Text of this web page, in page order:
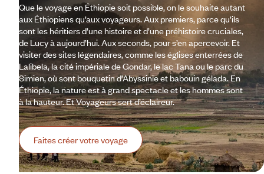
Que le voyage en Éthiopie soit possible, on le souhaite autant
aux Éthiopiens qu’aux voyageurs. Aux premiers, parce qu’ils
sont les héritiers d’une histoire et d’une préhistoire cruciales,
de Lucy à aujourd’hui. Aux seconds, pour s’en apercevoir. Et
visiter des sites légendaires, comme les églises enterrées de
Lalibela, la cité impériale de Gondar, le lac Tana ou le parc du
Simien, où sont bouquetin d’Abyssinie et babouin gélada. En
Éthiopie, la nature est à grand spectacle et les hommes sont
à la hauteur. Et Voyageurs sert d’éclaireur.
Faites créer votre voyage